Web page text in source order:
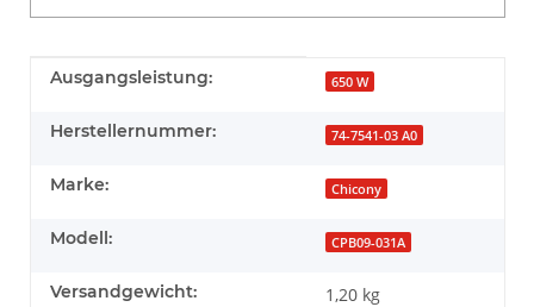
Produkteigenschaft
Wert
Ausgangsleistung: 650 W
Herstellernummer: 74-7541-03 A0
Marke: Chicony
Modell: CPB09-031A
Versandgewicht: 1,20 kg